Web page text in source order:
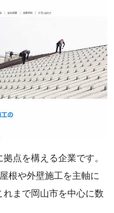
点を構える企業です。
根や外壁施工を主軸に
まで岡山市を中心に数